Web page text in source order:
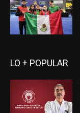
LO + POPULAR